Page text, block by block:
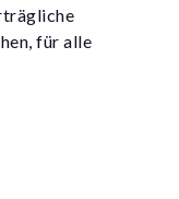
für alle